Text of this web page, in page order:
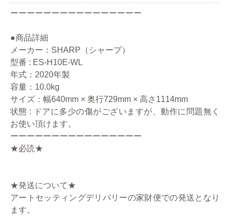
ーーーーーーーーーーーーーーーー
●商品詳細
メーカー：SHARP（シャープ）
型番 : ES-H10E-WL
年式：2020年製
容量：10.0kg
サイズ：幅640mm × 奥行729mm × 高さ1114mm
状態 : ドアに多少の傷がございますが、動作に問題無く
お使い頂けます。
ーーーーーーーーーーーーーーーー
★必読★
★発送について★
アートセッティングデリバリーの家財便での発送となり
ます。